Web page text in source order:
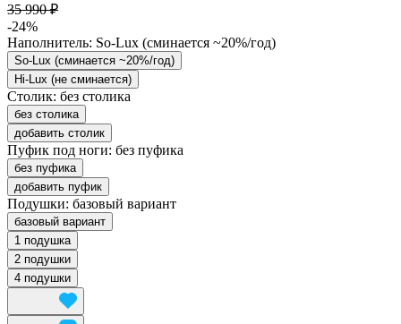
35 990 ₽
-24%
Наполнитель: So-Lux (cминается ~20%/год)
So-Lux (cминается ~20%/год)
Hi-Lux (не сминается)
Столик: без столика
без столика
добавить столик
Пуфик под ноги: без пуфика
без пуфика
добавить пуфик
Подушки: базовый вариант
базовый вариант
1 подушка
2 подушки
4 подушки